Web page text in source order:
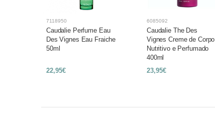
7118950
Caudalie Perfume Eau
Des Vignes Eau Fraiche
50ml
22,95€
6085092
Caudalie The Des
Vignes Creme de Corpo
Nutritivo e Perfumado
400ml
23,95€